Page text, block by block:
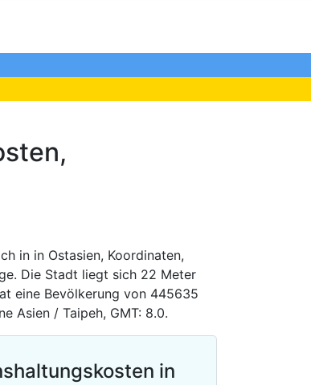
in in Ostasien, Koordinaten,
Die Stadt liegt sich 22 Meter
eine Bevölkerung von 445635
Asien / Taipeh, GMT: 8.0.
in